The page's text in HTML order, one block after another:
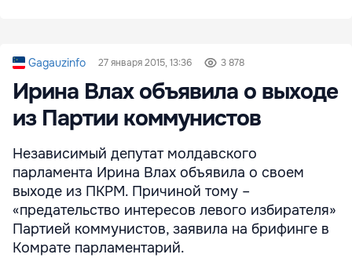
Gagauzinfo 27 января 2015, 13:36 3 878
Ирина Влах объявила о выходе
из Партии коммунистов
Независимый депутат молдавского
парламента Ирина Влах объявила о своем
выходе из ПКРМ. Причиной тому –
«предательство интересов левого избирателя»
Партией коммунистов, заявила на брифинге в
Комрате парламентарий.